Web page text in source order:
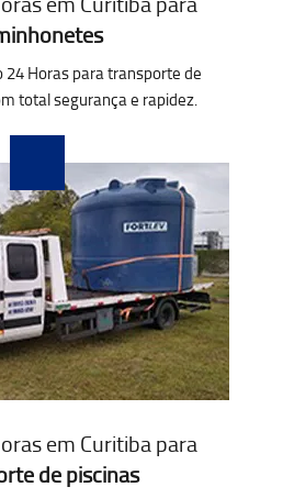
24 Horas para transporte de
total segurança e rapidez.
em Curitiba para
de piscinas